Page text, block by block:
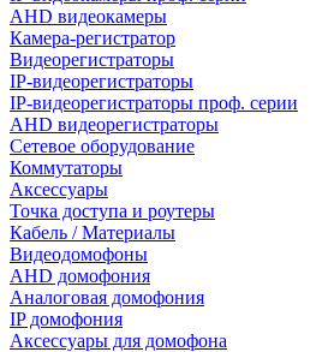
AHD видеокамеры
Камера-регистратор
Видеорегистраторы
IP-видеорегистраторы
IP-видеорегистраторы проф. серии
AHD видеорегистраторы
Сетевое оборудование
Коммутаторы
Аксессуары
Точка доступа и роутеры
Кабель / Материалы
Видеодомофоны
AHD домофония
Аналоговая домофония
IP домофония
Аксессуары для домофона